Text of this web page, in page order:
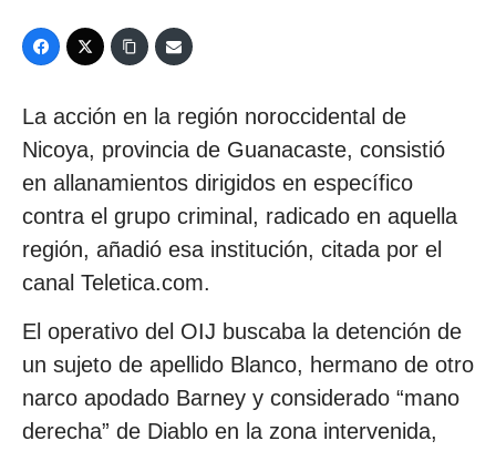
La acción en la región noroccidental de
Nicoya, provincia de Guanacaste, consistió
en allanamientos dirigidos en específico
contra el grupo criminal, radicado en aquella
región, añadió esa institución, citada por el
canal Teletica.com.
El operativo del OIJ buscaba la detención de
un sujeto de apellido Blanco, hermano de otro
narco apodado Barney y considerado “mano
derecha” de Diablo en la zona intervenida,